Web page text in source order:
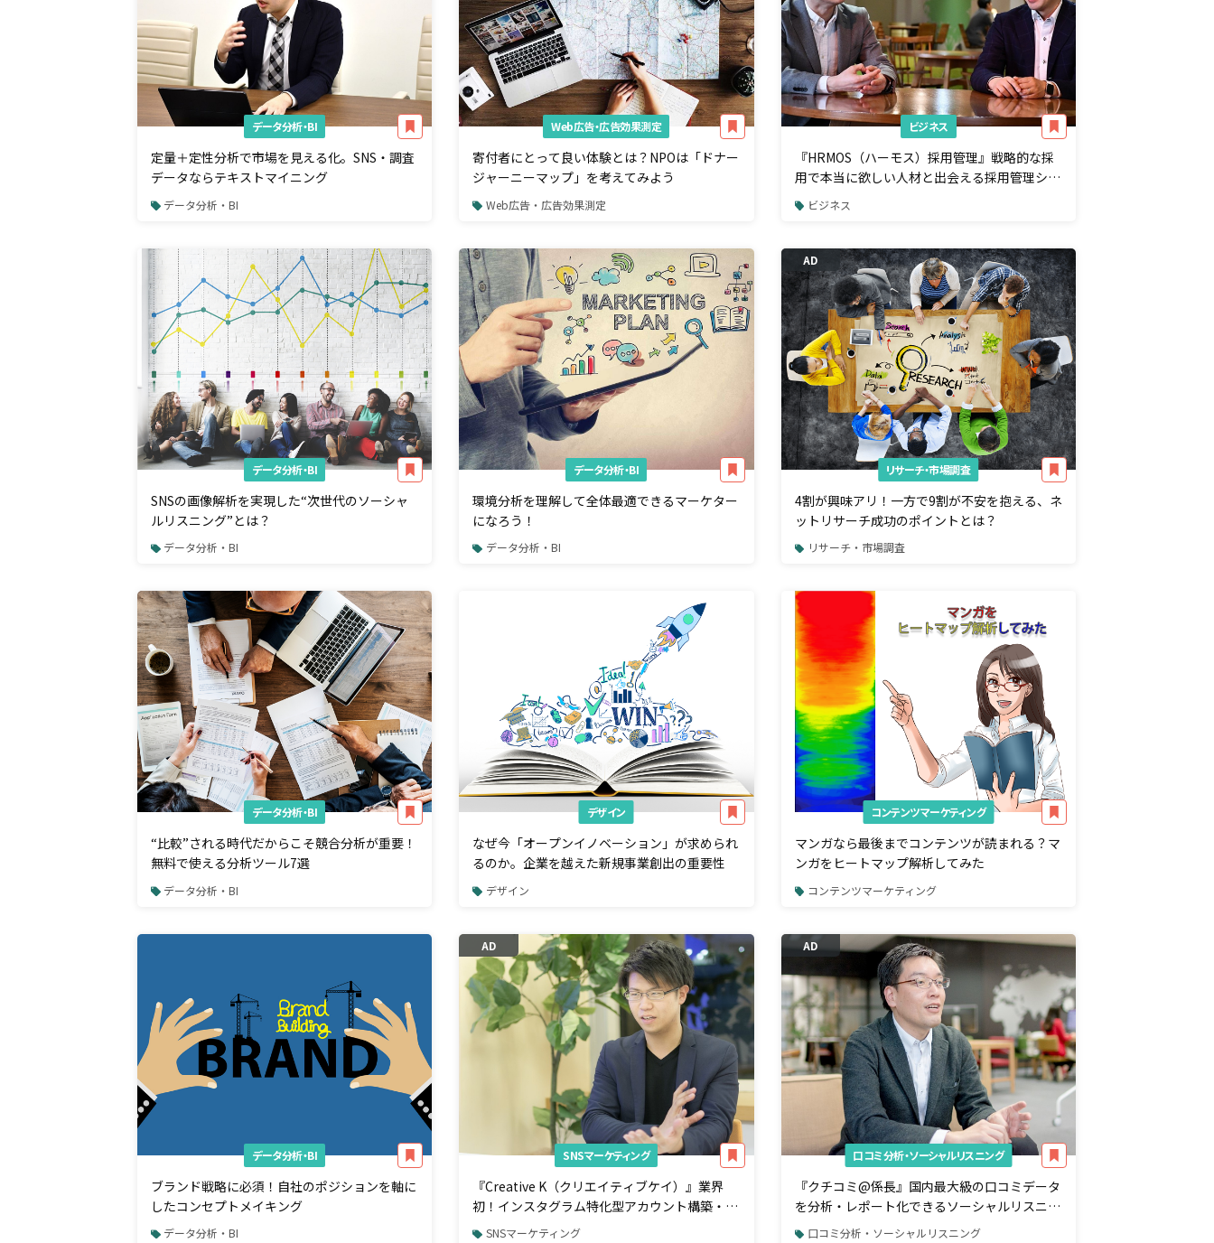
データ分析・BI
定量＋定性分析で市場を見える化。SNS・調査
データならテキストマイニング
データ分析・BI
Web広告・広告効果測定
寄付者にとって良い体験とは？NPOは「ドナー
ジャーニーマップ」を考えてみよう
Web広告・広告効果測定
ビジネス
『HRMOS（ハーモス）採用管理』戦略的な採
用で本当に欲しい人材と出会える採用管理シス
テムビジネス
データ分析・BI
SNSの画像解析を実現した“次世代のソーシャ
ルリスニング”とは？
データ分析・BI
データ分析・BI
環境分析を理解して全体最適できるマーケター
になろう！
データ分析・BI
AD
リサーチ・市場調査
4割が興味アリ！一方で9割が不安を抱える、ネ
ットリサーチ成功のポイントとは？
リサーチ・市場調査
データ分析・BI
“比較”される時代だからこそ競合分析が重要！
無料で使える分析ツール7選
データ分析・BI
デザイン
なぜ今「オープンイノベーション」が求められ
るのか。企業を越えた新規事業創出の重要性
デザイン
コンテンツマーケティング
マンガなら最後までコンテンツが読まれる？マ
ンガをヒートマップ解析してみた
コンテンツマーケティング
データ分析・BI
ブランド戦略に必須！自社のポジションを軸に
したコンセプトメイキング
データ分析・BI
AD
SNSマーケティング
『Creative K（クリエイティブケイ）』業界
初！インスタグラム特化型アカウント構築・運
用サービス
SNSマーケティング
AD
口コミ分析・ソーシャルリスニング
『クチコミ@係長』国内最大級の口コミデータ
を分析・レポート化できるソーシャルリスニン
グツール
口コミ分析・ソーシャルリスニング